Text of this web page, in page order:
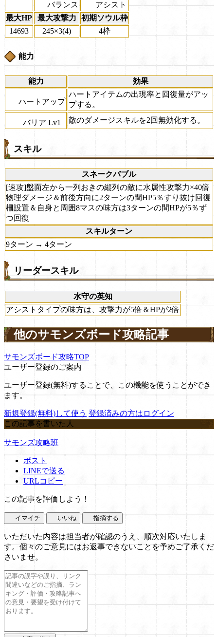
バランス
アシスト
最大HP
最大攻撃力
初期ソウル枠
14693
245×3(4) 4枠
能力
能力 効果
ハートアップ
ハートアイテムの出現率と回復量がアッ
プする。
バリア Lv1 敵のダメージスキルを2回無効化する。
スキル
スネークバブル
[速攻]盤面左から一列おきの縦列の敵に水属性攻撃力×40倍
物理ダメージ＆前後方向に2ターンの間HP5％すり抜け回復
柵設置＆自身と周囲8マスの味方は3ターンの間HPが5％ず
つ回復
スキルターン
9ターン → 4ターン
リーダースキル
水守の英知
アシストタイプの味方は、攻撃力が5倍＆HPが2倍
他のサモンズボード攻略記事
サモンズボード攻略TOP
ユーザー登録のご案内
ユーザー登録(無料)することで、この機能を使うことができ
ます。
新規登録(無料)して使う 登録済みの方はログイン
この記事を書いた人
サモンズ攻略班
ポスト
LINEで送る
URLコピー
この記事を評価しよう！
イマイチ いいね 指摘する
いただいた内容は担当者が確認のうえ、順次対応いたしま
す。個々のご意見にはお返事できないことを予めご了承くだ
さいませ。